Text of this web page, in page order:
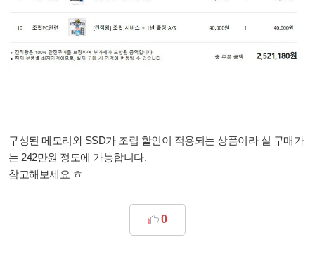
구성된 메모리와 SSD가 조립 할인이 적용되는 상품이라 실 구매가
는 242만원 정도에 가능합니다.
참고해보세요 ㅎ
0